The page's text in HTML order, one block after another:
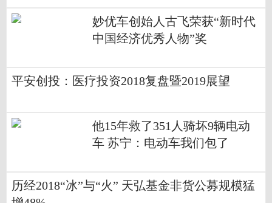
妙优车创始人古飞荣获“新时代
中国经济优秀人物”奖
平安创投：医疗投资2018复盘暨2019展望
他15年救了351人骑坏9辆电动
车 苏宁：电动车我们包了
历经2018“冰”与“火” 天弘基金非货公募规模猛